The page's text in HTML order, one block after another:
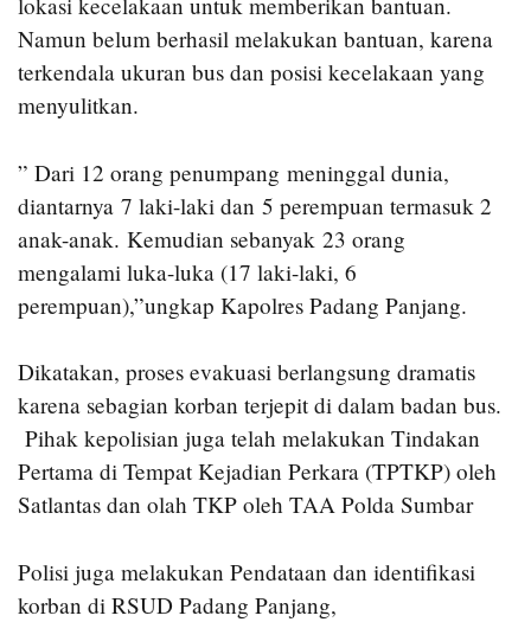
Namun belum berhasil melakukan bantuan, karena
terkendala ukuran bus dan posisi kecelakaan yang
menyulitkan.
” Dari 12 orang penumpang meninggal dunia,
diantarnya 7 laki-laki dan 5 perempuan termasuk 2
anak-anak. Kemudian sebanyak 23 orang
mengalami luka-luka (17 laki-laki, 6
perempuan),”ungkap Kapolres Padang Panjang.
Dikatakan, proses evakuasi berlangsung dramatis
karena sebagian korban terjepit di dalam badan bus.
Pihak kepolisian juga telah melakukan Tindakan
Pertama di Tempat Kejadian Perkara (TPTKP) oleh
Satlantas dan olah TKP oleh TAA Polda Sumbar
Polisi juga melakukan Pendataan dan identifikasi
korban di RSUD Padang Panjang,